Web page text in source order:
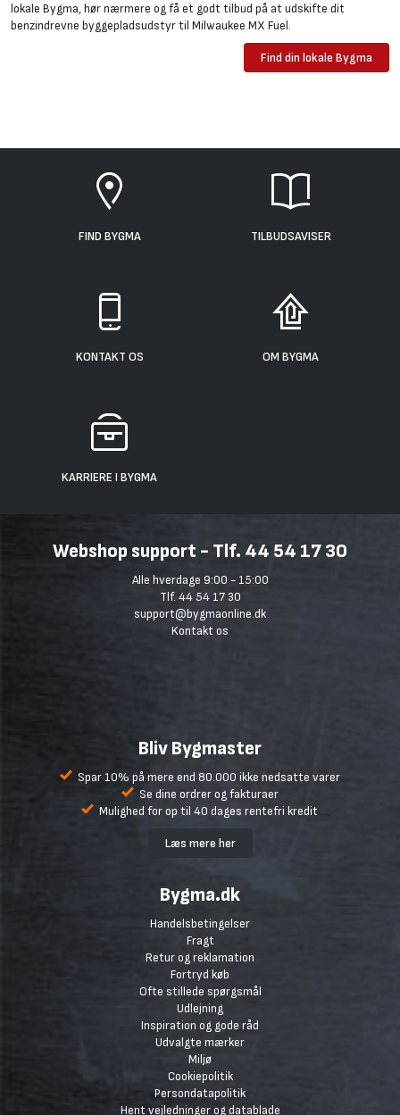
lokale Bygma, hør nærmere og få et godt tilbud på at udskifte dit
benzindrevne byggepladsudstyr til Milwaukee MX Fuel.
Find din lokale Bygma
FIND BYGMA TILBUDSAVISER
KONTAKT OS OM BYGMA
KARRIERE I BYGMA
Webshop support - Tlf. 44 54 17 30
Alle hverdage 9:00 - 15:00
Tlf. 44 54 17 30
support@bygmaonline.dk
Kontakt os
Bliv Bygmaster
Spar 10% på mere end 80.000 ikke nedsatte varer
Se dine ordrer og fakturaer
Mulighed for op til 40 dages rentefri kredit
Læs mere her
Bygma.dk
Handelsbetingelser
Fragt
Retur og reklamation
Fortryd køb
Ofte stillede spørgsmål
Udlejning
Inspiration og gode råd
Udvalgte mærker
Miljø
Cookiepolitik
Persondatapolitik
Hent vejledninger og datablade